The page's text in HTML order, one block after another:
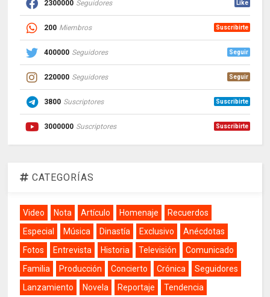
2300000 Seguidores Like
200 Miembros Suscribirte
400000 Seguidores Seguir
220000 Seguidores Seguir
3800 Suscriptores Suscribirte
3000000 Suscriptores Suscribirte
CATEGORÍAS
Video Nota Artículo Homenaje
Recuerdos
Especial
Música Dinastía Exclusivo
Anécdotas
Fotos
Entrevista Historia Televisión
Comunicado
Familia
Producción Concierto Crónica
Seguidores
Lanzamiento
Novela Reportaje
Tendencia